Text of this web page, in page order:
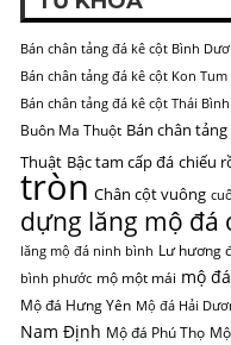
Bán chân tảng đá kê cột Bình
Bán chân tảng đá kê cột Kon Tum
Bán chân tảng đá kê cột Thái Bình
Buôn Ma Thuột Bán chân
Thuật Bậc tam cấp đá chiếu
tròn Chân cột vuông
dựng lăng mộ đá
lăng mộ đá ninh bình Lư hương
bình phước mộ một mái mộ đá
Mộ đá Hưng Yên Mộ đá Hải
Nam Định Mộ đá Phú Thọ